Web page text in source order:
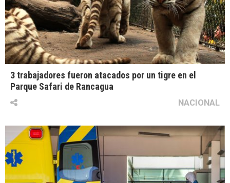
3 trabajadores fueron atacados por un tigre en el
Parque Safari de Rancagua
NACIONAL